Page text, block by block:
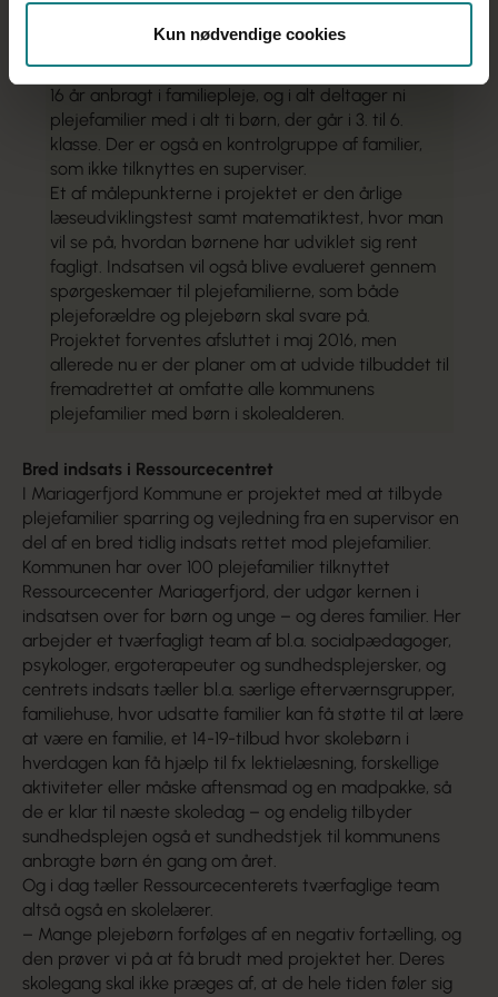
Kun nødvendige cookies
motivationen til at ville i skole.
Den primære målgruppe i projektet er børn på 6-
16 år anbragt i familiepleje, og i alt deltager ni
plejefamilier med i alt ti børn, der går i 3. til 6.
klasse. Der er også en kontrolgruppe af familier,
som ikke tilknyttes en superviser.
Et af målepunkterne i projektet er den årlige
læseudviklingstest samt matematiktest, hvor man
vil se på, hvordan børnene har udviklet sig rent
fagligt. Indsatsen vil også blive evalueret gennem
spørgeskemaer til plejefamilierne, som både
plejeforældre og plejebørn skal svare på.
Projektet forventes afsluttet i maj 2016, men
allerede nu er der planer om at udvide tilbuddet til
fremadrettet at omfatte alle kommunens
plejefamilier med børn i skolealderen.
Bred indsats i Ressourcecentret
I Mariagerfjord Kommune er projektet med at tilbyde
plejefamilier sparring og vejledning fra en supervisor en
del af en bred tidlig indsats rettet mod plejefamilier.
Kommunen har over 100 plejefamilier tilknyttet
Ressourcecenter Mariagerfjord, der udgør kernen i
indsatsen over for børn og unge – og deres familier. Her
arbejder et tværfagligt team af bl.a. socialpædagoger,
psykologer, ergoterapeuter og sundhedsplejersker, og
centrets indsats tæller bl.a. særlige efterværnsgrupper,
familiehuse, hvor udsatte familier kan få støtte til at lære
at være en familie, et 14-19-tilbud hvor skolebørn i
hverdagen kan få hjælp til fx lektielæsning, forskellige
aktiviteter eller måske aftensmad og en madpakke, så
de er klar til næste skoledag – og endelig tilbyder
sundhedsplejen også et sundhedstjek til kommunens
anbragte børn én gang om året.
Og i dag tæller Ressourcecenterets tværfaglige team
altså også en skolelærer.
– Mange plejebørn forfølges af en negativ fortælling, og
den prøver vi på at få brudt med projektet her. Deres
skolegang skal ikke præges af, at de hele tiden føler sig